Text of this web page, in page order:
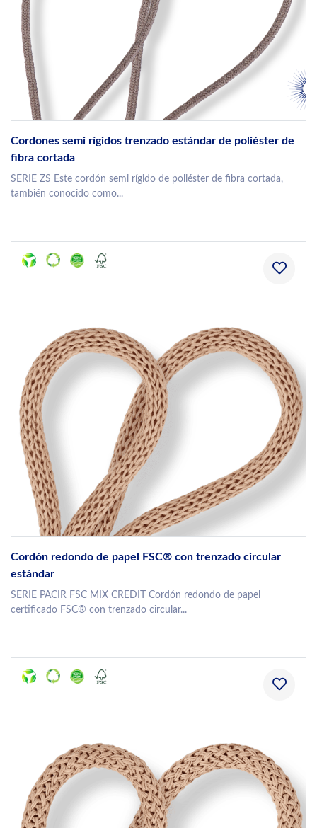
Cordones semi rígidos trenzado estándar de poliéster de
fibra cortada
SERIE ZS Este cordón semi rígido de poliéster de fibra cortada,
también conocido como...
Cordón redondo de papel FSC® con trenzado circular
estándar
SERIE PACIR FSC MIX CREDIT Cordón redondo de papel
certificado FSC® con trenzado circular...